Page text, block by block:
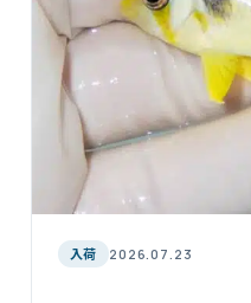
入荷 2026.07.23